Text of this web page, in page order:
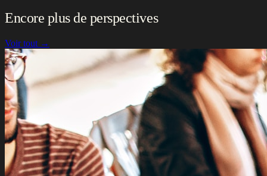
Encore plus de perspectives
Voir tout →